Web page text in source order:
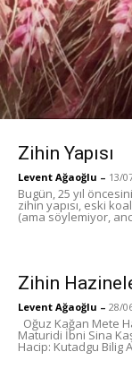
Zihin Yapısı
Levent Ağaoğlu – 13/
Bugün, 25 yıl
zihin yapısı, eski
(ama söylemiyor,
Zihin
Levent Ağaoğlu – 28/
Oğuz Kağan Mete
Maturidi İbni Sina
Hacip: Kutadgu Bilig